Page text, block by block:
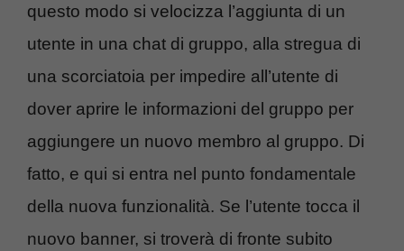
questo modo si velocizza l’aggiunta di un
utente in una chat di gruppo, alla stregua di
una scorciatoia per impedire all’utente di
dover aprire le informazioni del gruppo per
aggiungere un nuovo membro al gruppo. Di
fatto, e qui si entra nel punto fondamentale
della nuova funzionalità. Se l’utente tocca il
nuovo banner, si troverà di fronte subito